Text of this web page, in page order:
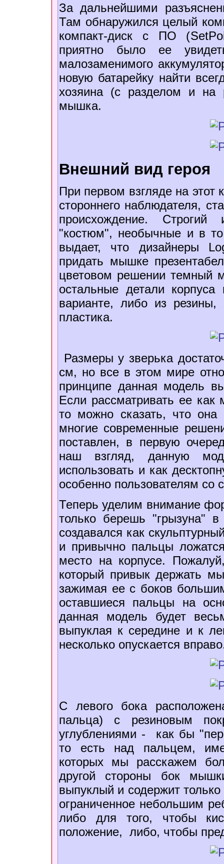
За дальнейшими
Там обнаружился целый
компакт-диск с ПО
приятно было ее
малозаменимого
новую батарейку найти
хозяина (с разделом и на
мышка.
Внешний вид героя
При первом взгляде на этот
стороннего наблюдателя,
происхождение. Строгий
"костюм", необычные и в
выдает, что дизайнеры
придать мышке
цветовом решении темный
остальные детали
варианте, либо из резины,
пластика.
Размеры у зверька
см, но все в этом мире
принципе данная модель
Если рассматривать ее
то можно сказать, что
многие современные
поставлен, в первую
наш взгляд, данную
использовать и как
особенно пользователям со
Теперь уделим внимание
только берешь "грызуна"
создавался как
и привычно пальцы
место на корпусе.
который привык держать
зажимая ее с боков
оставшиеся пальцы на
данная модель будет
выпуклая к середине и к
несколько опускается
С левого бока
пальца) с резиновым
углублениями - как бы
то есть над пальцем,
которых мы расскажем
другой стороны бок
выпуклый и содержит
ограниченное небольшим
либо для того, чтобы
положение, либо, чтобы